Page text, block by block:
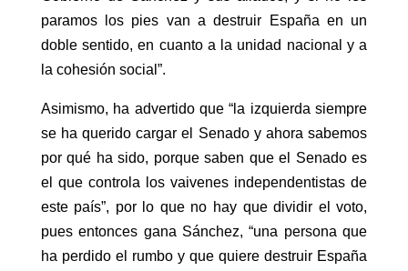
paramos los pies van a destruir España en un
doble sentido, en cuanto a la unidad nacional y a
la cohesión social”.
Asimismo, ha advertido que “la izquierda siempre
se ha querido cargar el Senado y ahora sabemos
por qué ha sido, porque saben que el Senado es
el que controla los vaivenes independentistas de
este país”, por lo que no hay que dividir el voto,
pues entonces gana Sánchez, “una persona que
ha perdido el rumbo y que quiere destruir España